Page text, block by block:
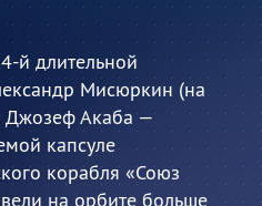
й длительной
Мисюркин (на
Джозеф Акаба —
капсуле
корабля «Союз
на орбите больше